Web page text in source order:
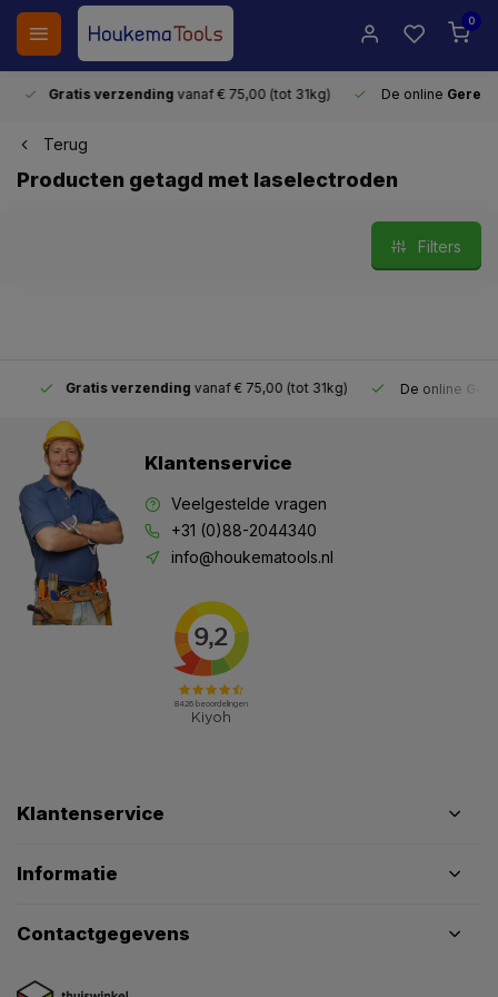
0
Gratis verzendingvanaf € 75,00 (tot 31kg) De online
Terug
Producten getagd met laselectroden
Filters
Gratis verzendingvanaf € 75,00 (tot 31kg) De online
Klantenservice
Veelgestelde vragen
+31 (0)88-2044340
info@houkematools.nl
Klantenservice
Informatie
Contactgegevens